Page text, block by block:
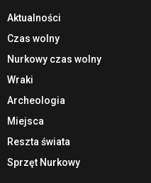
Aktualności
Czas wolny
Nurkowy czas wolny
Wraki
Archeologia
Miejsca
Reszta świata
Sprzęt Nurkowy